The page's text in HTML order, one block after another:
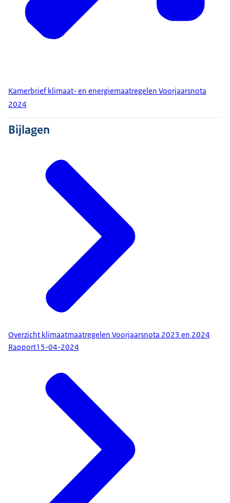
Kamerbrief klimaat- en energiemaatregelen Voorjaarsnota
2024
Bijlagen
Overzicht klimaatmaatregelen Voorjaarsnota 2023 en 2024
Rapport15-04-2024